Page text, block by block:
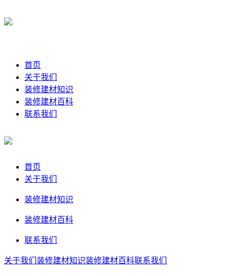
首页
关于我们
装修建材知识
装修建材百科
联系我们
首页
关于我们
装修建材知识
装修建材百科
联系我们
关于我们 装修建材知识装修建材百科联系我们